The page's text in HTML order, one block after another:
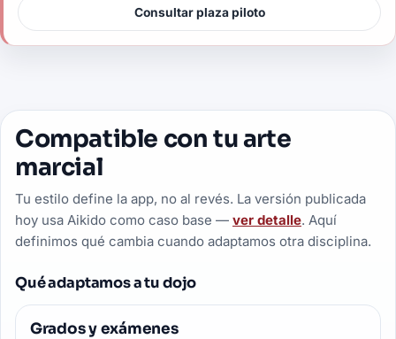
Consultar plaza piloto
Compatible con tu arte
marcial
Tu estilo define la app, no al revés. La versión publicada
hoy usa Aikido como caso base — ver detalle. Aquí
definimos qué cambia cuando adaptamos otra disciplina.
Qué adaptamos a tu dojo
Grados y exámenes